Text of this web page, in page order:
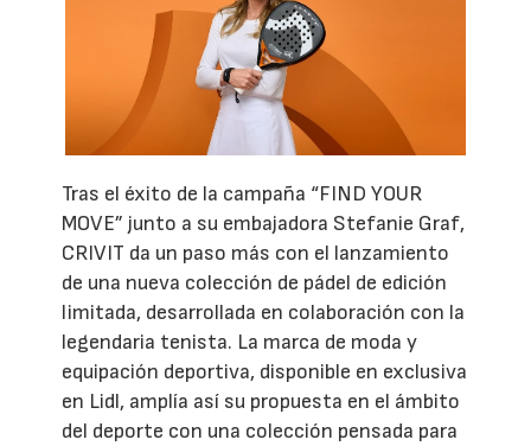
Tras el éxito de la campaña “FIND YOUR
MOVE” junto a su embajadora Stefanie Graf,
CRIVIT da un paso más con el lanzamiento
de una nueva colección de pádel de edición
limitada, desarrollada en colaboración con la
legendaria tenista. La marca de moda y
equipación deportiva, disponible en exclusiva
en Lidl, amplía así su propuesta en el ámbito
del deporte con una colección pensada para